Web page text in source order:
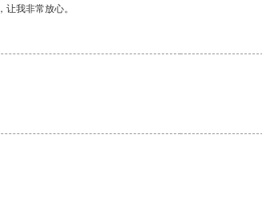
我非常放心。